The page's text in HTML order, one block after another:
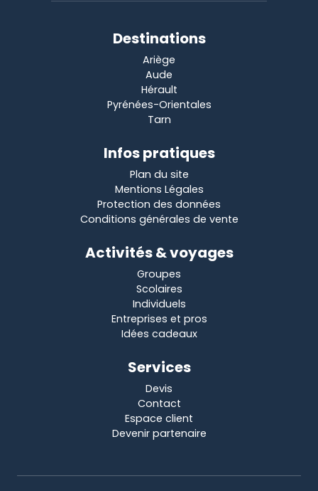
Destinations
Ariège
Aude
Hérault
Pyrénées-Orientales
Tarn
Infos pratiques
Plan du site
Mentions Légales
Protection des données
Conditions générales de vente
Activités & voyages
Groupes
Scolaires
Individuels
Entreprises et pros
Idées cadeaux
Services
Devis
Contact
Espace client
Devenir partenaire